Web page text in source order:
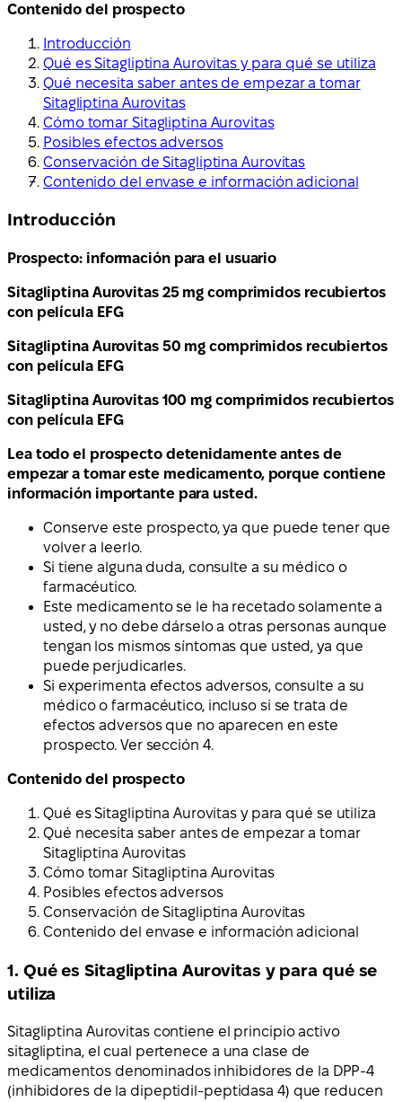
Contenido del prospecto
Introducción
Qué es Sitagliptina Aurovitas y para qué se utiliza
Qué necesita saber antes de empezar a tomar
Sitagliptina Aurovitas
Cómo tomar Sitagliptina Aurovitas
Posibles efectos adversos
Conservación de Sitagliptina Aurovitas
Contenido del envase e información adicional
Introducción
Prospecto: información para el usuario
Sitagliptina Aurovitas 25 mg comprimidos recubiertos
con película EFG
Sitagliptina Aurovitas 50 mg comprimidos recubiertos
con película EFG
Sitagliptina Aurovitas 100 mg comprimidos recubiertos
con película EFG
Lea todo el prospecto detenidamente antes de
empezar a tomar este medicamento, porque contiene
información importante para usted.
Conserve este prospecto, ya que puede tener que
volver a leerlo.
Si tiene alguna duda, consulte a su médico o
farmacéutico.
Este medicamento se le ha recetado solamente a
usted, y no debe dárselo a otras personas aunque
tengan los mismos síntomas que usted, ya que
puede perjudicarles.
Si experimenta efectos adversos, consulte a su
médico o farmacéutico, incluso si se trata de
efectos adversos que no aparecen en este
prospecto. Ver sección 4.
Contenido del prospecto
Qué es Sitagliptina Aurovitas y para qué se utiliza
Qué necesita saber antes de empezar a tomar
Sitagliptina Aurovitas
Cómo tomar Sitagliptina Aurovitas
Posibles efectos adversos
Conservación de Sitagliptina Aurovitas
Contenido del envase e información adicional
1. Qué es Sitagliptina Aurovitas y para qué se
utiliza
Sitagliptina Aurovitas contiene el principio activo
sitagliptina, el cual pertenece a una clase de
medicamentos denominados inhibidores de la DPP-4
(inhibidores de la dipeptidil-peptidasa 4) que reducen